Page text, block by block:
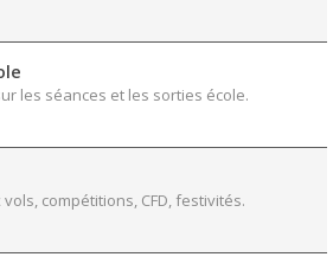
les séances et les sorties école.
compétitions, CFD, festivités.